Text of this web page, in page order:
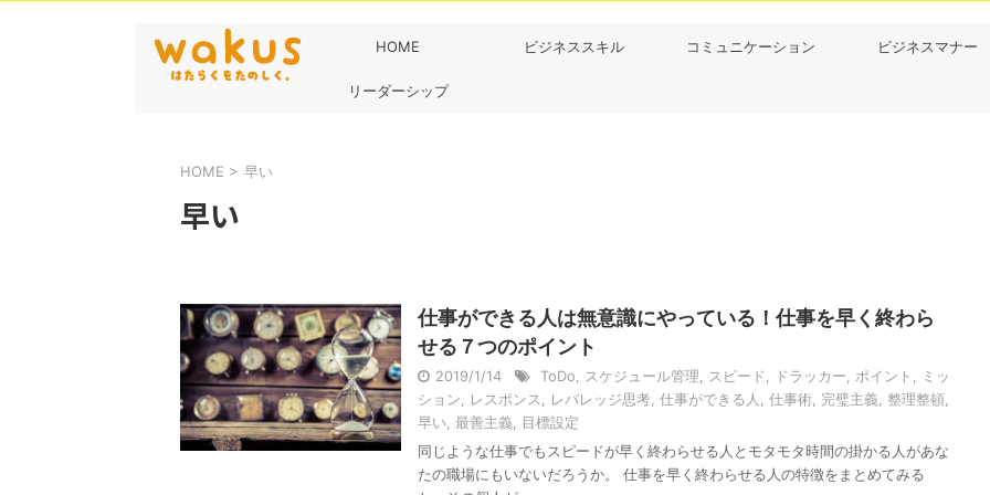
HOME ビジネススキル コミュニケーション ビジネスマナー
リーダーシップ
HOME > 早い
早い
仕事ができる人は無意識にやっている！仕事を早く終わら
せる７つのポイント
2019/1/14 ToDo, スケジュール管理, スピード , ドラッカー, ポイント , ミッ
ション, レスポンス , レバレッジ思考, 仕事ができる人 , 仕事術, 完璧主義, 整理整頓,
早い, 最善主義, 目標設定
同じような仕事でもスピードが早く終わらせる人とモタモタ時間の掛かる人があな
たの職場にもいないだろうか。 仕事を早く終わらせる人の特徴をまとめてみる